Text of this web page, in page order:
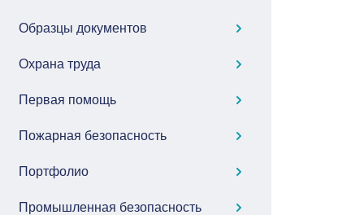
Образцы документов
Охрана труда
Первая помощь
Пожарная безопасность
Портфолио
Промышленная безопасность